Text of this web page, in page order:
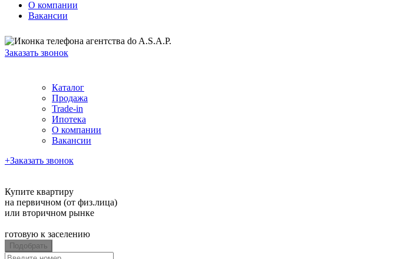
О компании
Вакансии
Заказать звонок
Каталог
Продажа
Trade-in
Ипотека
О компании
Вакансии
+Заказать звонок
Купите квартиру
на первичном (от физ.лица)
или вторичном рынке
готовую к заселению